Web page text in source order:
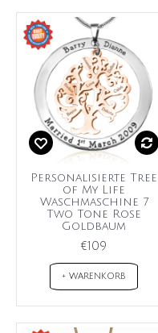
Personalisierte Tree
of My Life
Waschmaschine 7
Two Tone Rose
Goldbaum
€109
+ WARENKORB